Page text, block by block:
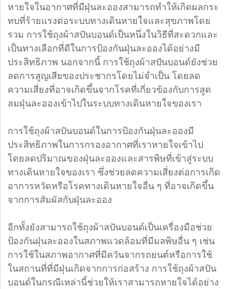
หายใจในอากาศที่มีฝุ่นละอองสามารถทำให้เกิดผลกระ
ทบที่ร้ายแรงต่อระบบทางเดินหายใจและสุขภาพโดย
รวม การใช้ถุงผ้าสปันบอนด์เป็นหนึ่งในวิธีที่สะดวกและ
เป็นทางเลือกที่ดีในการป้องกันฝุ่นละอองได้อย่างมี
ประสิทธิภาพ นอกจากนี้ การใช้ถุงผ้าสปันบอนด์ยังช่วย
ลดการสูญเสียของประชากรโดยไม่จำเป็น โดยลด
ความเสี่ยงที่อาจเกิดขึ้นจากโรคที่เกี่ยวข้องกับการสูด
ลมฝุ่นละอองเข้าไปในระบบทางเดินหายใจของเรา
การใช้ถุงผ้าสปันบอนด์ในการป้องกันฝุ่นละอองมี
ประสิทธิภาพในการกรองอากาศที่เราหายใจเข้าไป
โดยลดปริมาณของฝุ่นละอองและสารพิษที่เข้าสู่ระบบ
ทางเดินหายใจของเรา ซึ่งช่วยลดความเสี่ยงต่อการเกิด
อาการหวัดหรือโรคทางเดินหายใจอื่น ๆ ที่อาจเกิดขึ้น
จากการสัมผัสกับฝุ่นละออง
อีกทั้งยังสามารถใช้ถุงผ้าสปันบอนด์เป็นเครื่องมือช่วย
ป้องกันฝุ่นละอองในสภาพแวดล้อมที่มีมลพิษอื่น ๆ เช่น
การใช้ในสภาพอากาศที่มีควันจากรถยนต์หรือการใช้
ในสถานที่ที่มีฝุ่นเกิดจากการก่อสร้าง การใช้ถุงผ้าสปัน
บอนด์ในกรณีเหล่านี้ช่วยให้เราสามารถหายใจได้อย่าง